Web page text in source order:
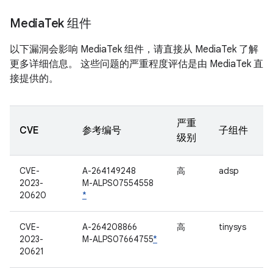
MediaTek 组件
以下漏洞会影响 MediaTek 组件，请直接从 MediaTek 了解
更多详细信息。 这些问题的严重程度评估是由 MediaTek 直
接提供的。
CVE 参考编号
严重
级别
子组件
CVE-
2023-
20620
A-264149248
M-ALPS07554558
*
高 adsp
CVE-
2023-
20621
A-264208866
M-ALPS07664755*
高 tinysys